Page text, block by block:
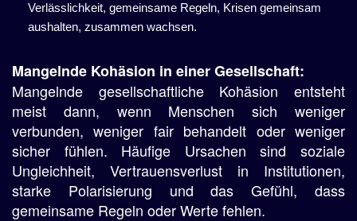
Verlässlichkeit, gemeinsame Regeln, Krisen gemeinsam
aushalten, zusammen wachsen.
Mangelnde Kohäsion in einer Gesellschaft:
Mangelnde gesellschaftliche Kohäsion entsteht
meist dann, wenn Menschen sich weniger
verbunden, weniger fair behandelt oder weniger
sicher fühlen. Häufige Ursachen sind soziale
Ungleichheit, Vertrauensverlust in Institutionen,
starke Polarisierung und das Gefühl, dass
gemeinsame Regeln oder Werte fehlen.